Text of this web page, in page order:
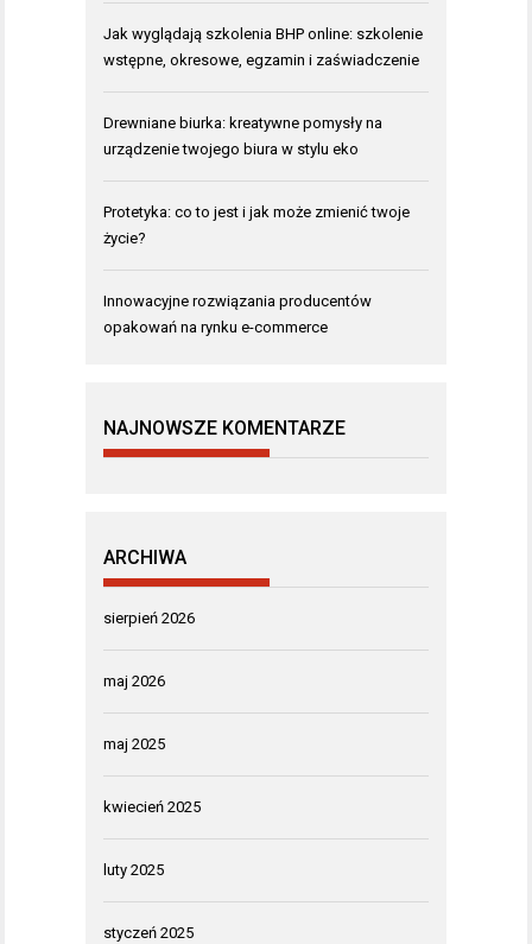
Jak wyglądają szkolenia BHP online: szkolenie
wstępne, okresowe, egzamin i zaświadczenie
Drewniane biurka: kreatywne pomysły na
urządzenie twojego biura w stylu eko
Protetyka: co to jest i jak może zmienić twoje
życie?
Innowacyjne rozwiązania producentów
opakowań na rynku e-commerce
NAJNOWSZE KOMENTARZE
ARCHIWA
sierpień 2026
maj 2026
maj 2025
kwiecień 2025
luty 2025
styczeń 2025